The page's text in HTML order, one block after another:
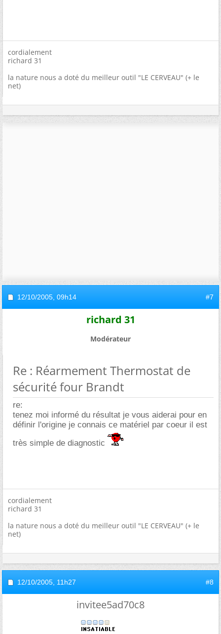
cordialement
richard 31
la nature nous a doté du meilleur outil "LE CERVEAU" (+ le
net)
12/10/2005, 09h14 #7
richard 31
Modérateur
Re : Réarmement Thermostat de
sécurité four Brandt
re:
tenez moi informé du résultat je vous aiderai pour en
définir l'origine je connais ce matériel par coeur il est
très simple de diagnostic
cordialement
richard 31
la nature nous a doté du meilleur outil "LE CERVEAU" (+ le
net)
12/10/2005, 11h27 #8
invitee5ad70c8